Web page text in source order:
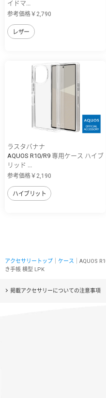
イドマ...
参考価格￥2,790
レザー
ラスタバナナ
AQUOS R10/R9 専用ケース ハイブ
リッド ...
参考価格￥2,190
ハイブリット
アクセサリートップ ケース ｜AQUOS
き手帳 横型 LPK
掲載アクセサリーについての注意事項